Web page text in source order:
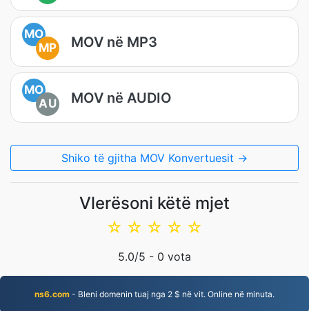
MO
MP
MOV në MP3
MO
AU
MOV në AUDIO
Shiko të gjitha MOV Konvertuesit →
Vlerësoni këtë mjet
☆
☆
☆
☆
☆
5.0/5 - 0 vota
ns6.com - Bleni domenin tuaj nga 2 $ në vit. Online në minuta.